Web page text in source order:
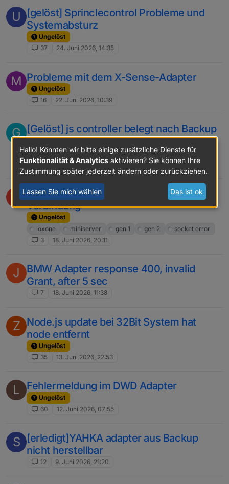
U
[gelöst] Sprinclecontrol Probleme und
Systemabsturz
Ungelöst
37
24. Juni 2026, 14:35
M Probleme mit dem X-Sense-Adapter
Ungelöst
16
22. Juni 2026, 10:39
G [Gelöst] js controller belegt nach Backup
sehr viel Speicher
Ungelöst
9
19. Juni 2026, 14:58
W Loxone Adapter Miniserver Gen 2 keine
Verbindung
Ungelöst
loxone
miniserver gen 1 gen 2
socket error
3
18. Juni 2026, 20:11
J
BMW Adapter response 400, invalid
Grant, after 5 sec
7 18. Juni 2026, 11:38
Z Node.js update bei 32Bit System hat
node entfernt
Ungelöst
35
13. Juni 2026, 22:53
L Fehlermeldung im DWD Adapter
Ungelöst
60
12. Juni 2026, 07:55
S
[erledigt]YAHKA adapter aus Backup
nicht herstellbar
12 9. Juni 2026, 21:20
Hallo! Könnten wir bitte einige zusätzliche Dienste für
Funktionalität & Analytics aktivieren? Sie können Ihre
Zustimmung später jederzeit ändern oder zurückziehen.
Lassen Sie mich wählen Das ist ok